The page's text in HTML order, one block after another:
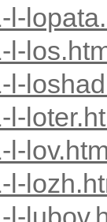
l-
l-
l-
l-
l-
l-